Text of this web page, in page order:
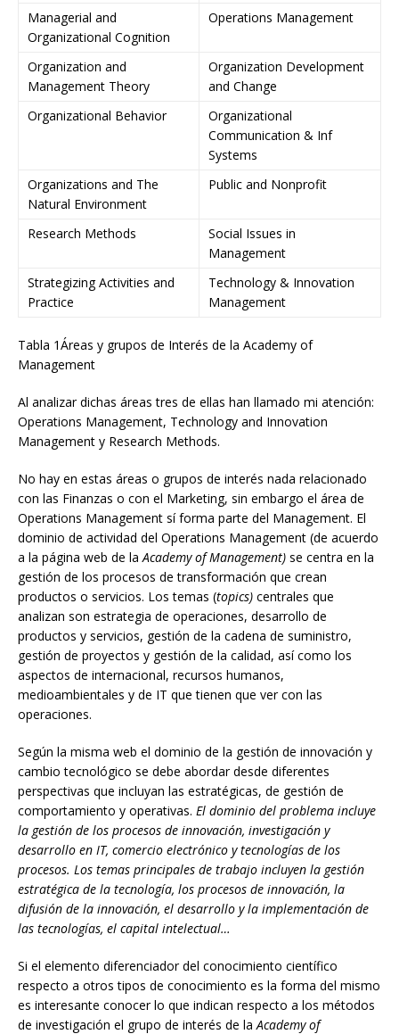
Managerial and
Organizational Cognition
Operations Management
Organization and
Management Theory
Organization Development
and Change
Organizational Behavior
Organizational
Communication & Inf
Systems
Organizations and The
Natural Environment
Public and Nonprofit
Research Methods
Social Issues in
Management
Strategizing Activities and
Practice
Technology & Innovation
Management
Tabla 1Áreas y grupos de Interés de la Academy of
Management
Al analizar dichas áreas tres de ellas han llamado mi atención:
Operations Management, Technology and Innovation
Management y Research Methods.
No hay en estas áreas o grupos de interés nada relacionado
con las Finanzas o con el Marketing, sin embargo el área de
Operations Management sí forma parte del Management. El
dominio de actividad del Operations Management (de acuerdo
a la página web de laAcademy of Management) se centra en la
gestión de los procesos de transformación que crean
productos o servicios. Los temas (topics) centrales que
analizan son estrategia de operaciones, desarrollo de
productos y servicios, gestión de la cadena de suministro,
gestión de proyectos y gestión de la calidad, así como los
aspectos de internacional, recursos humanos,
medioambientales y de IT que tienen que ver con las
operaciones.
Según la misma web el dominio de la gestión de innovación y
cambio tecnológico se debe abordar desde diferentes
perspectivas que incluyan las estratégicas, de gestión de
comportamiento y operativas. El dominio del problema incluye
la gestión de los procesos de innovación, investigación y
desarrollo en IT, comercio electrónico y tecnologías de los
procesos. Los temas principales de trabajo incluyen la gestión
estratégica de la tecnología, los procesos de innovación, la
difusión de la innovación, el desarrollo y la implementación de
las tecnologías, el capital intelectual…
Si el elemento diferenciador del conocimiento científico
respecto a otros tipos de conocimiento es la forma del mismo
es interesante conocer lo que indican respecto a los métodos
de investigación el grupo de interés de laAcademy of